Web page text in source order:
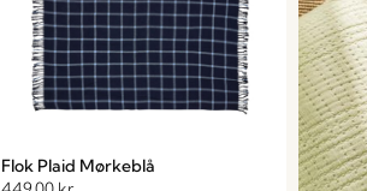
Flok Plaid Mørkeblå